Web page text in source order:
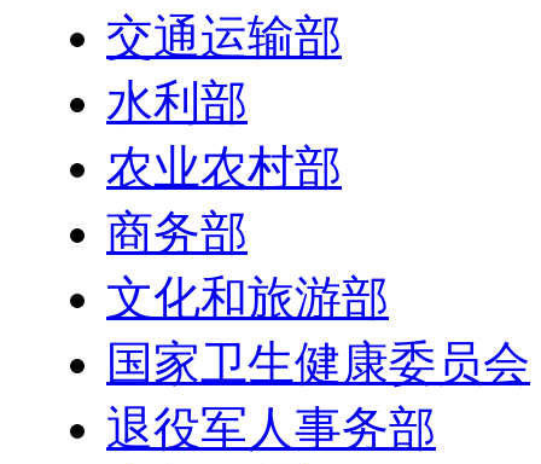
交通运输部
水利部
农业农村部
商务部
文化和旅游部
国家卫生健康委员会
退役军人事务部